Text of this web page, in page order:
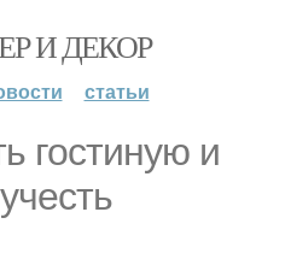
И ДЕКОР
статьи
гостиную и